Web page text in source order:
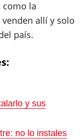
como la
allí y solo
país.
y sus
no lo instales